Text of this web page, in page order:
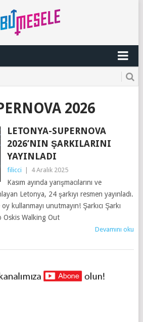
2026
LETONYA-SUPERNOVA
2026’NIN ŞARKILARINI
YAYINLADI
filicci 4 Aralık 2025
Kasım ayında yarışmacılarını ve
Letonya, 24 şarkıyı resmen yayınladı.
kullanmayı unutmayın! Şarkıcı Şarkı
Oskis Walking Out
Devamını oku